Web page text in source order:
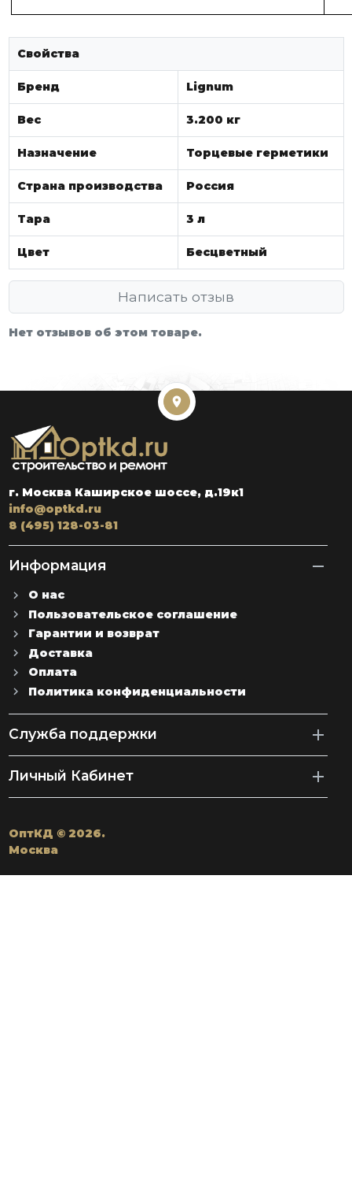
Свойства
Бренд Lignum
Вес 3.200 кг
Назначение Торцевые герметики
Страна производства Россия
Тара 3 л
Цвет Бесцветный
Написать отзыв
Нет отзывов об этом товаре.
г. Москва Каширское шоссе, д.19к1
info@optkd.ru
8 (495) 128-03-81
Информация
О нас
Пользовательское соглашение
Гарантии и возврат
Доставка
Оплата
Политика конфиденциальности
Служба поддержки
Личный Кабинет
ОптКД © 2026.
Москва